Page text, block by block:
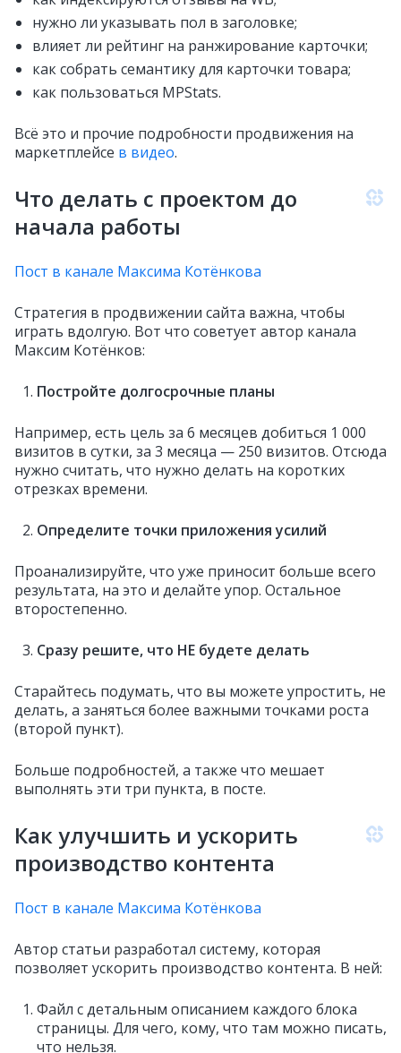
нужно ли указывать пол в заголовке;
влияет ли рейтинг на ранжирование карточки;
как собрать семантику для карточки товара;
как пользоваться MPStats.
Всё это и прочие подробности продвижения на
маркетплейсе в видео.
Что делать с проектом до
начала работы
Пост в канале Максима Котёнкова
Стратегия в продвижении сайта важна, чтобы
играть вдолгую. Вот что советует автор канала
Максим Котёнков:
Постройте долгосрочные планы
Например, есть цель за 6 месяцев добиться 1 000
визитов в сутки, за 3 месяца — 250 визитов. Отсюда
нужно считать, что нужно делать на коротких
отрезках времени.
Определите точки приложения усилий
Проанализируйте, что уже приносит больше всего
результата, на это и делайте упор. Остальное
второстепенно.
Сразу решите, что НЕ будете делать
Старайтесь подумать, что вы можете упростить, не
делать, а заняться более важными точками роста
(второй пункт).
Больше подробностей, а также что мешает
выполнять эти три пункта, в посте.
Как улучшить и ускорить
производство контента
Пост в канале Максима Котёнкова
Автор статьи разработал систему, которая
позволяет ускорить производство контента. В ней:
Файл с детальным описанием каждого блока
страницы. Для чего, кому, что там можно писать,
что нельзя.